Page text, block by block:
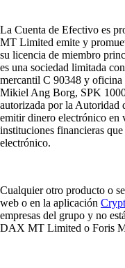
La Cuenta de Efectivo es
MT Limited emite y
su licencia de miembro
es una sociedad limitada
mercantil C 90348 y
Mikiel Ang Borg, SPK
autorizada por la Autoridad
emitir dinero electrónico
instituciones financieras
electrónico.
Cualquier otro producto o
web o en la aplicación
empresas del grupo y no
DAX MT Limited o Foris